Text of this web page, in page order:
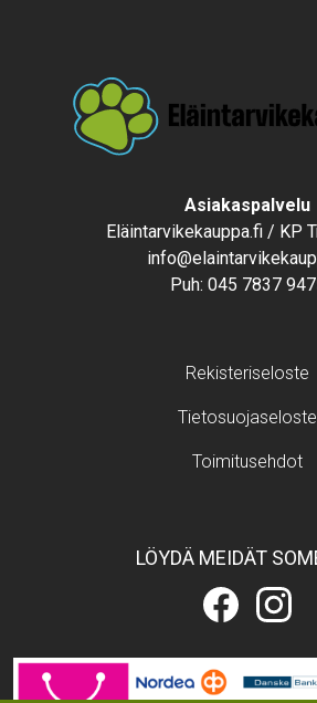
Asiakaspalvelu
Eläintarvikekauppa.fi / KP
Puh: 045 7837
Rekisteriseloste
Tietosuojaseloste
Toimitusehdot
LÖYDÄ MEIDÄT
Eläintarvikekauppa.fi
Facebookissa
Image